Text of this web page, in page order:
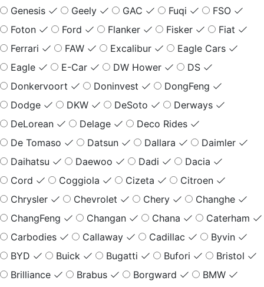
Genesis
Geely GAC Fuqi
FSO
Foton
Ford Flanker Fisker
Fiat
Ferrari
FAW Excalibur
Eagle Cars
Eagle
E-Car DW Hower
DS
Donkervoort
Doninvest
DongFeng
Dodge
DKW DeSoto
Derways
DeLorean
Delage
Deco Rides
De Tomaso
Datsun Dallara
Daimler
Daihatsu
Daewoo Dadi
Dacia
Cord
Coggiola Cizeta
Citroen
Chrysler
Chevrolet Chery
Changhe
ChangFeng
Changan Chana
Caterham
Carbodies
Callaway Cadillac
Byvin
BYD
Buick Bugatti Bufori
Bristol
Brilliance
Brabus Borgward
BMW